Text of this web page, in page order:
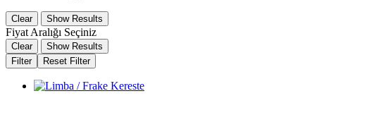
Clear Show Results
Fiyat Aralığı Seçiniz
Clear
Show Results
Filter
Reset Filter